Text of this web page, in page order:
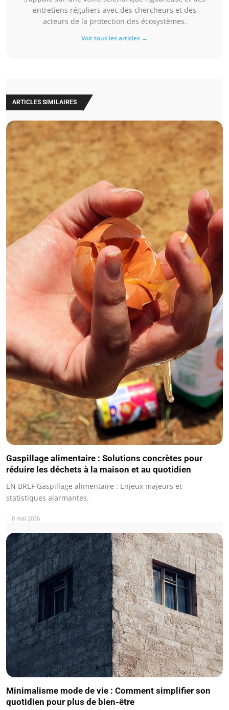
entretiens réguliers avec des chercheurs et des
acteurs de la protection des écosystèmes.
Voir tous les articles →
ARTICLES SIMILAIRES
Gaspillage alimentaire : Solutions concrètes pour
réduire les déchets à la maison et au quotidien
EN BREF Gaspillage alimentaire : Enjeux majeurs et
statistiques alarmantes.
8 mai 2026
Minimalisme mode de vie : Comment simplifier son
quotidien pour plus de bien-être